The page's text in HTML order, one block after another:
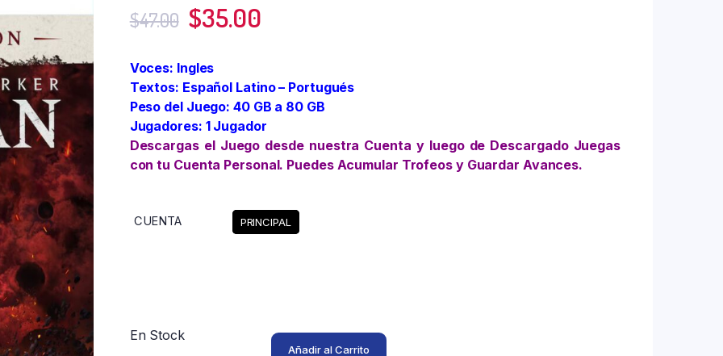
$47.00 $35.00
Voces: Ingles
Textos: Español Latino – Portugués
Peso del Juego: 40 GB a 80 GB
Jugadores: 1 Jugador
Descargas el Juego desde nuestra Cuenta y luego de Descargado Juegas
con tu Cuenta Personal. Puedes Acumular Trofeos y Guardar Avances.
CUENTA PRINCIPAL
En Stock
Añadir al Carrito